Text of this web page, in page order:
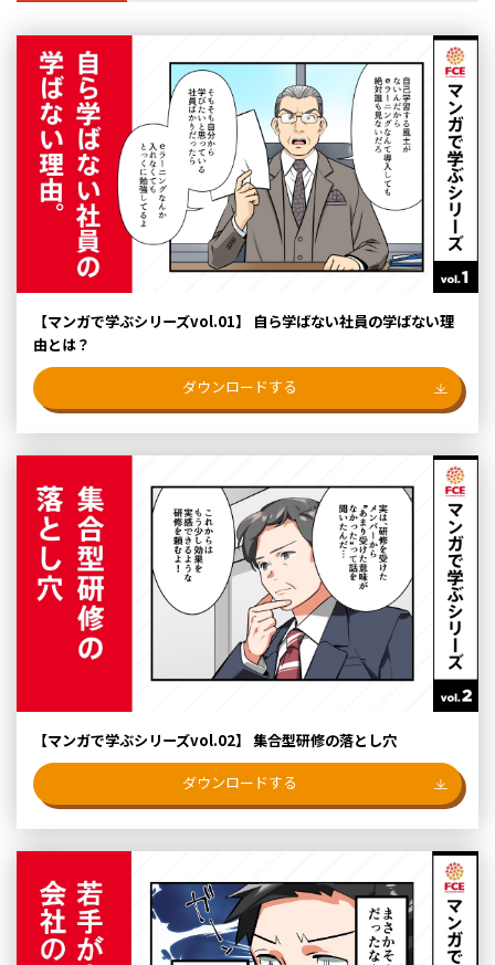
【マンガで学ぶシリーズvol.01】 自ら学ばない社員の学ばない理
由とは？
ダウンロードする
【マンガで学ぶシリーズvol.02】 集合型研修の落とし穴
ダウンロードする